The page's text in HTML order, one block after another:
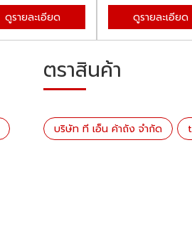
ดูรายละเอียด ดูรายละเอียด
ตราสินค้า
บริษัท ที เอ็น ค้าถัง จำกัด